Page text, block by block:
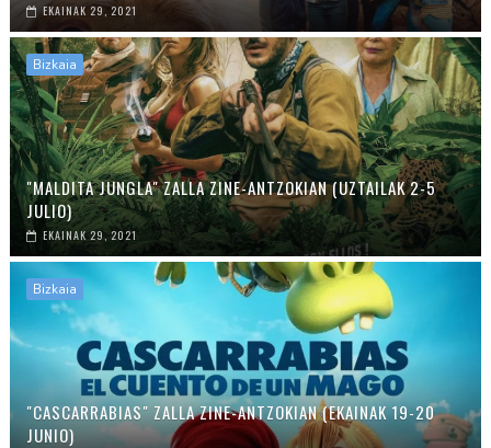
EKAINAK 29, 2021
Bizkaia
"MALDITA JUNGLA" ZALLA ZINE-ANTZOKIAN (UZTAILAK 2-5
JULIO)
EKAINAK 29, 2021
Bizkaia
"CASCARRABIAS" ZALLA ZINE-ANTZOKIAN (EKAINAK 19-20
JUNIO)